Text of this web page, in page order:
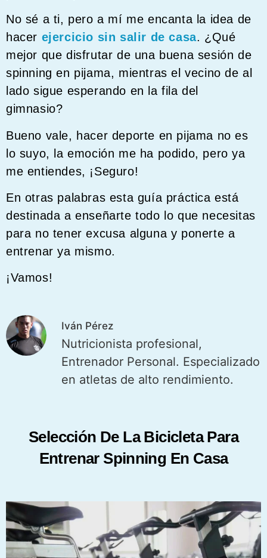
No sé a ti, pero a mí me encanta la idea de
hacer ejercicio sin salir de casa. ¿Qué
mejor que disfrutar de una buena sesión de
spinning en pijama, mientras el vecino de al
lado sigue esperando en la fila del
gimnasio?
Bueno vale, hacer deporte en pijama no es
lo suyo, la emoción me ha podido, pero ya
me entiendes, ¡Seguro!
En otras palabras esta guía práctica está
destinada a enseñarte todo lo que necesitas
para no tener excusa alguna y ponerte a
entrenar ya mismo.
¡Vamos!
Iván Pérez
Nutricionista profesional,
Entrenador Personal. Especializado
en atletas de alto rendimiento.
Selección De La Bicicleta Para
Entrenar Spinning En Casa